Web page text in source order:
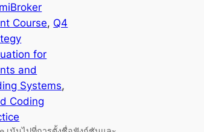
Course, Q4
for
and
Systems
Coding